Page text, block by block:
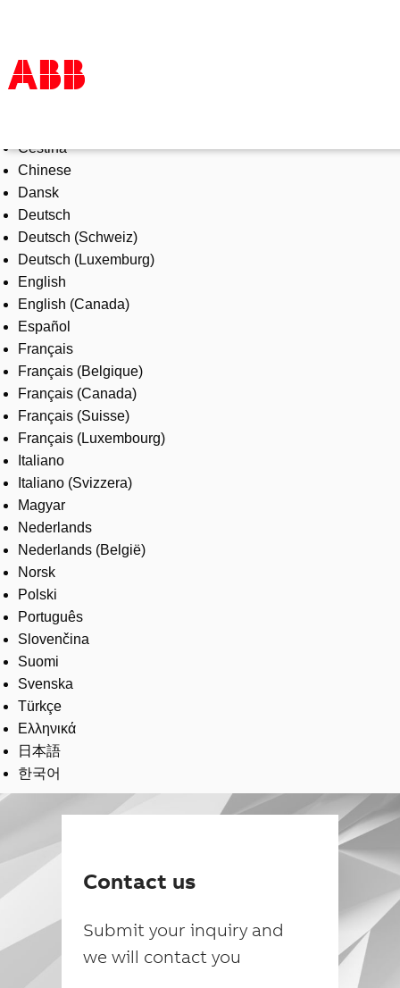
Products & Solutions
Industries
Services
About us
Where to buy
Contact us
Careers
Čeština
Chinese
Dansk
Deutsch
Deutsch (Schweiz)
Deutsch (Luxemburg)
English
English (Canada)
Español
Français
Français (Belgique)
Français (Canada)
Français (Suisse)
Français (Luxembourg)
Italiano
Italiano (Svizzera)
Magyar
Nederlands
Nederlands (België)
Norsk
Polski
Português
Slovenčina
Suomi
Svenska
Türkçe
Ελληνικά
日本語
한국어
Contact us
Submit your inquiry and
we will contact you